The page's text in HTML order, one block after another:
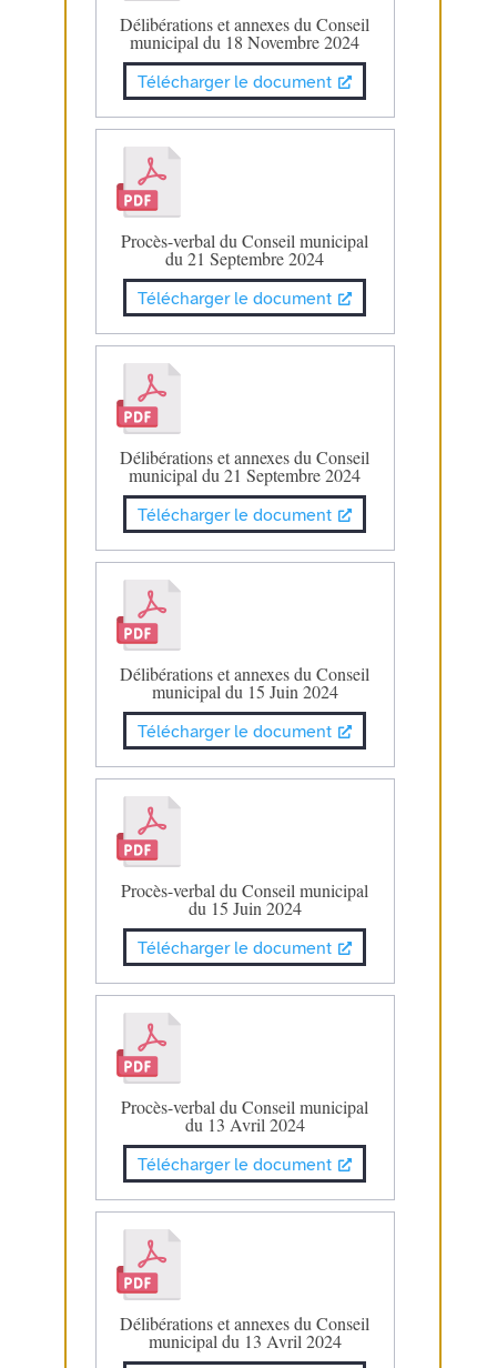
Délibérations et annexes du Conseil
municipal du 18 Novembre 2024
Télécharger le document
Procès-verbal du Conseil municipal
du 21 Septembre 2024
Télécharger le document
Délibérations et annexes du Conseil
municipal du 21 Septembre 2024
Télécharger le document
Délibérations et annexes du Conseil
municipal du 15 Juin 2024
Télécharger le document
Procès-verbal du Conseil municipal
du 15 Juin 2024
Télécharger le document
Procès-verbal du Conseil municipal
du 13 Avril 2024
Télécharger le document
Délibérations et annexes du Conseil
municipal du 13 Avril 2024